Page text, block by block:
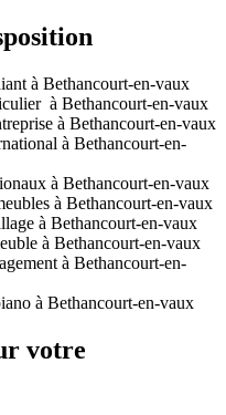
à Bethancourt-en-vaux
à Bethancourt-en-vaux
à Bethancourt-en-vaux
à Bethancourt-en-
à Bethancourt-en-vaux
à Bethancourt-en-vaux
à Bethancourt-en-vaux
à Bethancourt-en-vaux
à Bethancourt-en-
à Bethancourt-en-vaux
votre